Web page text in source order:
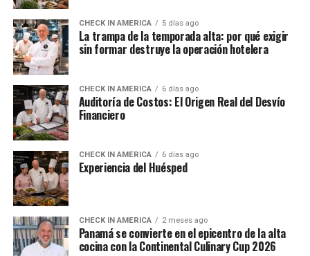
CHECK IN AMERICA 5 días ago
La trampa de la temporada alta: por qué exigir
sin formar destruye la operación hotelera
CHECK IN AMERICA 6 días ago
Auditoría de Costos: El Origen Real del Desvío
Financiero
CHECK IN AMERICA 6 días ago
Experiencia del Huésped
CHECK IN AMERICA 2 meses ago
Panamá se convierte en el epicentro de la alta
cocina con la Continental Culinary Cup 2026